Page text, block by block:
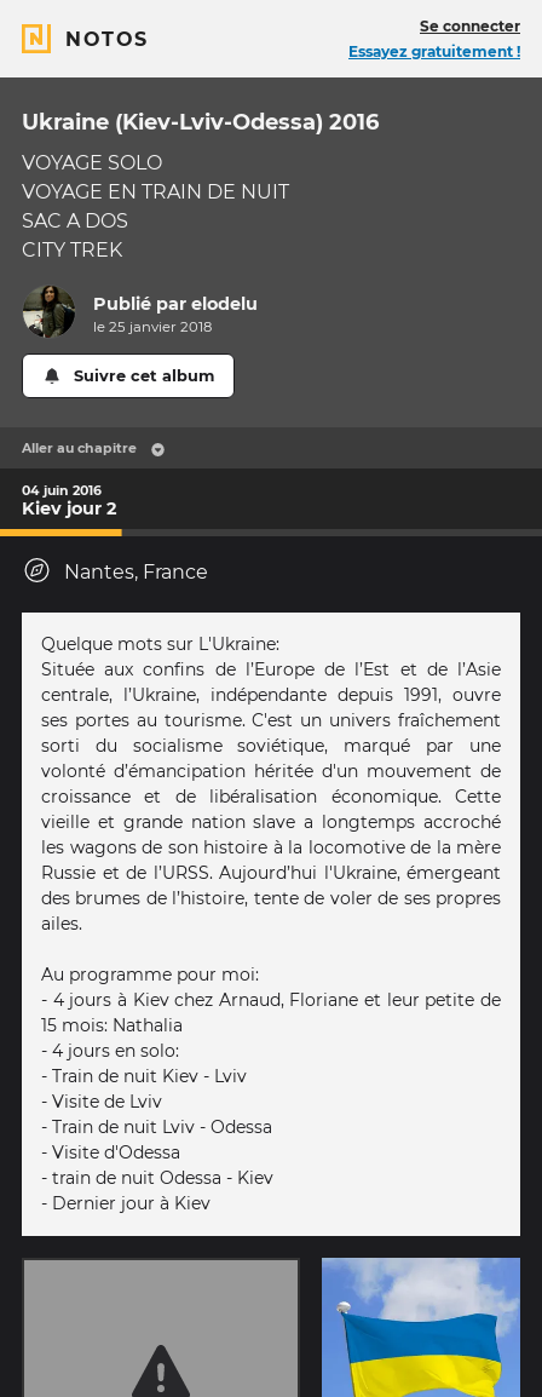
NOTOS
Se connecter
Essayez gratuitement !
Ukraine (Kiev-Lviv-Odessa) 2016
VOYAGE SOLO
VOYAGE EN TRAIN DE NUIT
SAC A DOS
CITY TREK
Publié parelodelu
le 25 janvier 2018
Suivre cet album
Aller au chapitre
04 juin 2016
Kiev jour 2
Nantes, France
Quelque mots sur L'Ukraine:
Située aux confins de l’Europe de l’Est et de l’Asie
centrale, l’Ukraine, indépendante depuis 1991, ouvre
ses portes au tourisme. C'est un univers fraîchement
sorti du socialisme soviétique, marqué par une
volonté d’émancipation héritée d'un mouvement de
croissance et de libéralisation économique. Cette
vieille et grande nation slave a longtemps accroché
les wagons de son histoire à la locomotive de la mère
Russie et de l’URSS. Aujourd’hui l'Ukraine, émergeant
des brumes de l’histoire, tente de voler de ses propres
ailes.
Au programme pour moi:
- 4 jours à Kiev chez Arnaud, Floriane et leur petite de
15 mois: Nathalia
- 4 jours en solo:
- Train de nuit Kiev - Lviv
- Visite de Lviv
- Train de nuit Lviv - Odessa
- Visite d'Odessa
- train de nuit Odessa - Kiev
- Dernier jour à Kiev